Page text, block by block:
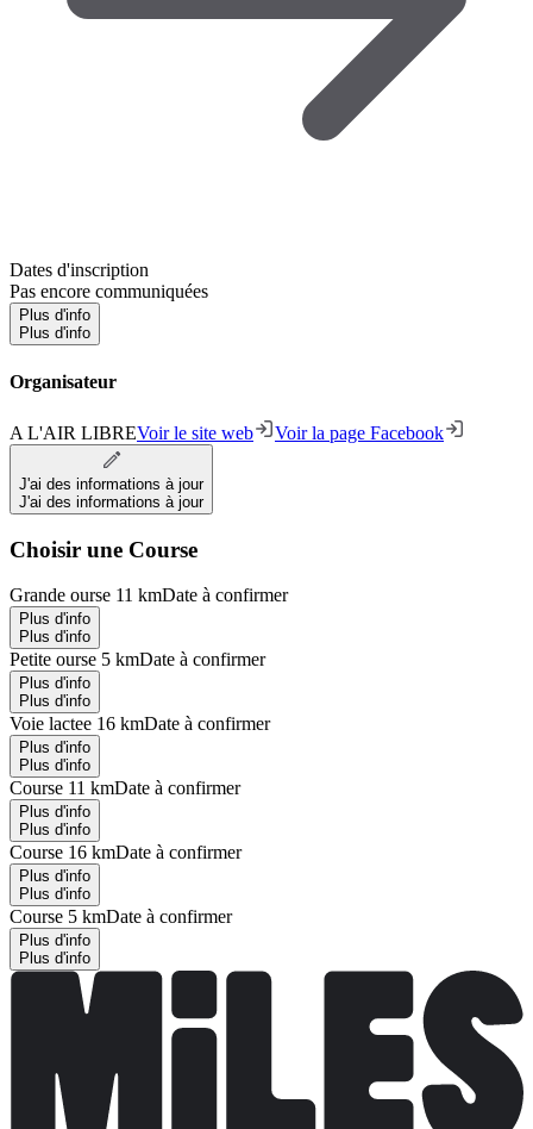
Dates d'inscription
Pas encore communiquées
Plus d'info
Plus d'info
Organisateur
A L'AIR LIBREVoir le site web Voir la page Facebook
J'ai des informations à jour
J'ai des informations à jour
Choisir une Course
Grande ourse 11 kmDate à confirmer
Plus d'info
Plus d'info
Petite ourse 5 kmDate à confirmer
Plus d'info
Plus d'info
Voie lactee 16 kmDate à confirmer
Plus d'info
Plus d'info
Course 11 kmDate à confirmer
Plus d'info
Plus d'info
Course 16 kmDate à confirmer
Plus d'info
Plus d'info
Course 5 kmDate à confirmer
Plus d'info
Plus d'info